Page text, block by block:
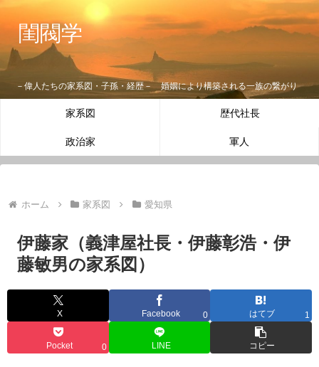
閨閥学
－偉人たちの家系図・子孫・経歴－ 婚姻により構築される一族の繋がり
家系図 歴代社長
政治家 軍人
ホーム 家系図 愛知県
伊藤家（義津屋社長・伊藤彰浩・伊
藤敏男の家系図）
X Facebook 0 はてブ 1
Pocket 0 LINE コピー